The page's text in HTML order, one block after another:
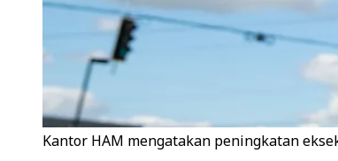
Kantor HAM mengatakan peningkatan